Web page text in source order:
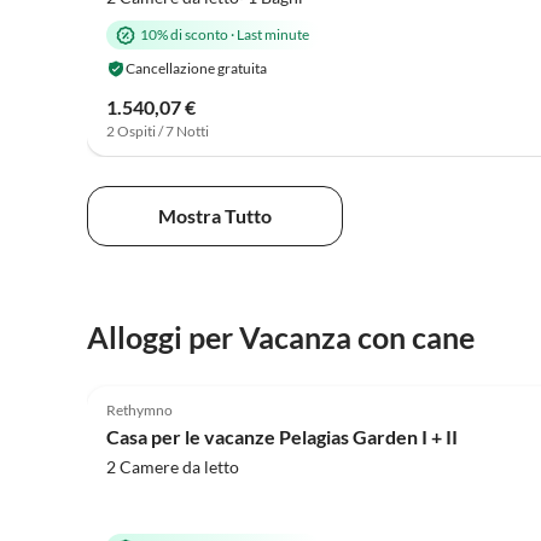
10% di sconto· Last minute
Cancellazione gratuita
1.540,07 €
2 Ospiti / 7 Notti
Mostra Tutto
Alloggi per Vacanza con cane
Rethymno
Casa per le vacanze Pelagias Garden I + II
2 Camere da letto